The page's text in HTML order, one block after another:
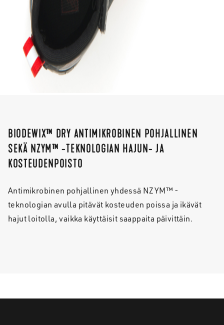
BIODEWIX™ DRY ANTIMIKROBINEN POHJALLINEN
SEKÄ NZYM™ -TEKNOLOGIAN HAJUN- JA
KOSTEUDENPOISTO
Antimikrobinen pohjallinen yhdessä NZYM™ -
teknologian avulla pitävät kosteuden poissa ja ikävät
hajut loitolla, vaikka käyttäisit saappaita päivittäin.